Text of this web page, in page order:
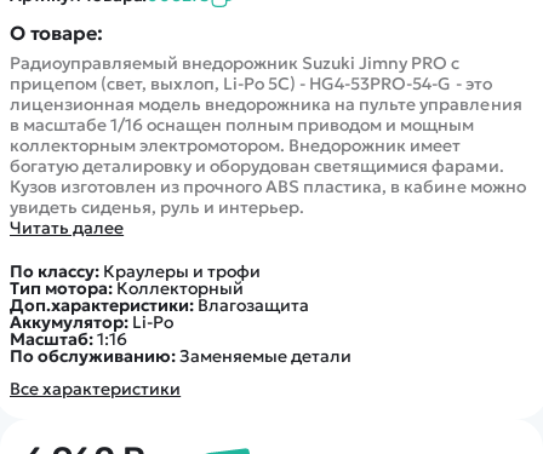
О товаре:
Радиоуправляемый внедорожник Suzuki Jimny PRO с
прицепом (свет, выхлоп, Li-Po 5C) - HG4-53PRO-54-G - это
лицензионная модель внедорожника на пульте управления
в масштабе 1/16 оснащен полным приводом и мощным
коллекторным электромотором. Внедорожник имеет
богатую деталировку и оборудован светящимися фарами.
Кузов изготовлен из прочного АВS пластика, в кабине можно
увидеть сиденья, руль и интерьер.
Читать далее
По классу: Краулеры и трофи
Тип мотора:Коллекторный
Доп.характеристики: Влагозащита
Аккумулятор: Li-Po
Масштаб:1:16
По обслуживанию:Заменяемые детали
Все характеристики